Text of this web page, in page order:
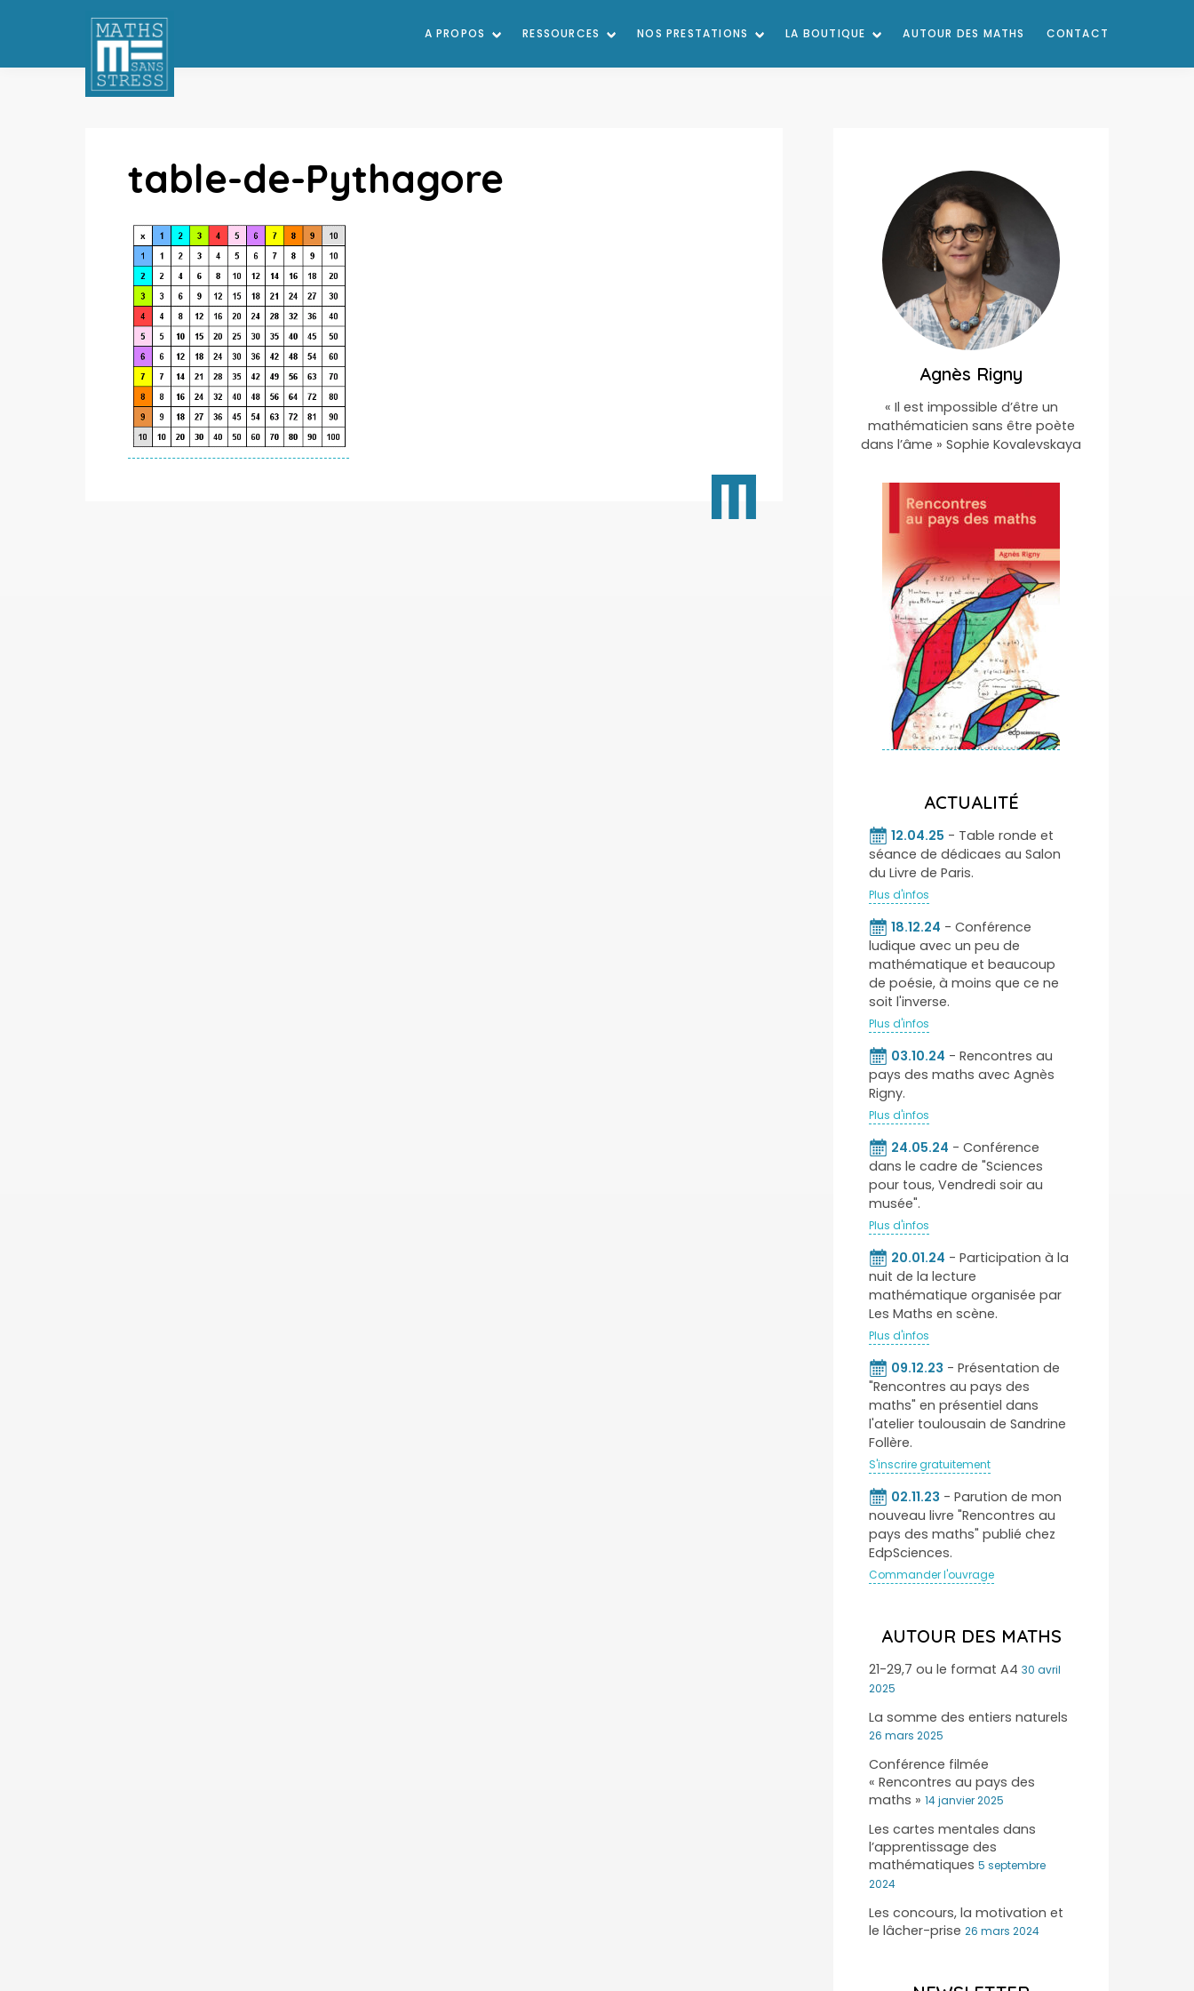
A PROPOS RESSOURCES NOS PRESTATIONS LA BOUTIQUE AUTOUR DES MATHS CONTACT
table-de-Pythagore
Agnès Rigny
« Il est impossible d’être un
mathématicien sans être poète
dans l’âme » Sophie Kovalevskaya
ACTUALITÉ
12.04.25 - Table ronde et
séance de dédicaes au Salon
du Livre de Paris.
Plus d'infos
18.12.24 - Conférence
ludique avec un peu de
mathématique et beaucoup
de poésie, à moins que ce ne
soit l'inverse.
Plus d'infos
03.10.24 - Rencontres au
pays des maths avec Agnès
Rigny.
Plus d'infos
24.05.24 - Conférence
dans le cadre de "Sciences
pour tous, Vendredi soir au
musée".
Plus d'infos
20.01.24 - Participation à la
nuit de la lecture
mathématique organisée par
Les Maths en scène.
Plus d'infos
09.12.23 - Présentation de
"Rencontres au pays des
maths" en présentiel dans
l'atelier toulousain de Sandrine
Follère.
S'inscrire gratuitement
02.11.23 - Parution de mon
nouveau livre "Rencontres au
pays des maths" publié chez
EdpSciences.
Commander l'ouvrage
AUTOUR DES MATHS
21-29,7 ou le format A4 30 avril
2025
La somme des entiers naturels
26 mars 2025
Conférence filmée
« Rencontres au pays des
maths » 14 janvier 2025
Les cartes mentales dans
l’apprentissage des
mathématiques 5 septembre
2024
Les concours, la motivation et
le lâcher-prise 26 mars 2024